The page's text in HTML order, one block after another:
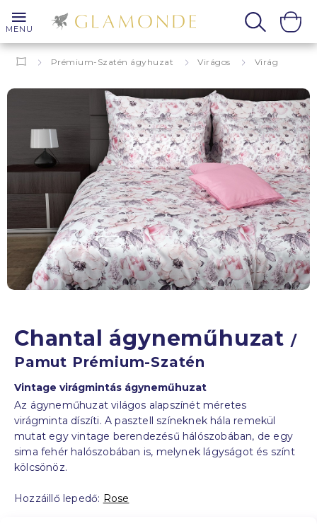
MENU
Prémium-Szatén ágyhuzat Virágos Virág
Chantal
Chantal ágyneműhuzat /
Pamut Prémium-Szatén
Vintage virágmintás ágyneműhuzat
Az ágyneműhuzat világos alapszínét méretes
virágminta díszíti. A pasztell színeknek hála remekül
mutat egy vintage berendezésű hálószobában, de egy
sima fehér halószobában is, melynek lágyságot és színt
kölcsönöz.
Hozzáillő lepedő: Rose